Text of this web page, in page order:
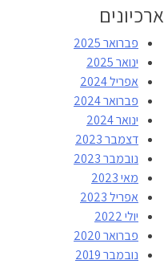
ארכיונים
פברואר 2025
ינואר 2025
אפריל 2024
פברואר 2024
ינואר 2024
דצמבר 2023
נובמבר 2023
מאי 2023
אפריל 2023
יולי 2022
פברואר 2020
נובמבר 2019